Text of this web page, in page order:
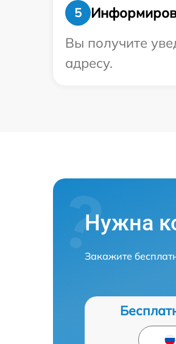
5
Вы получите
адресу.
Нужна
Закажите